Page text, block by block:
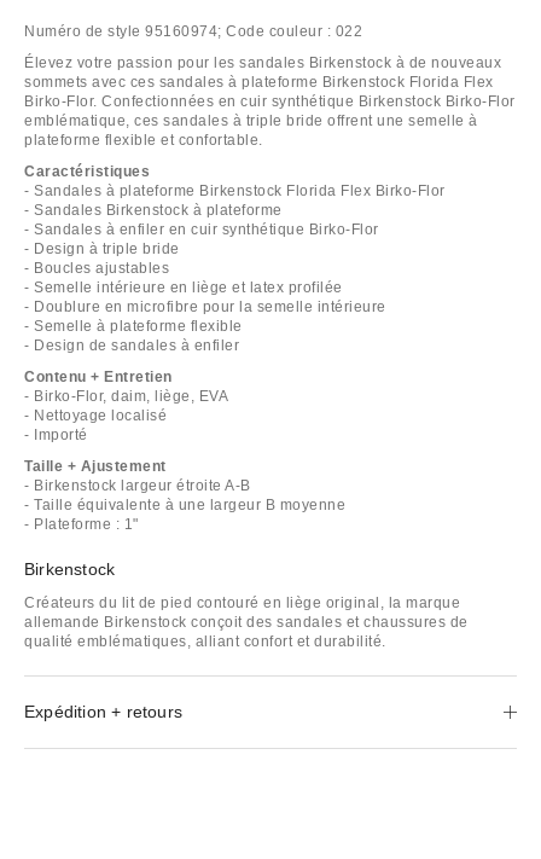
Numéro de style 95160974; Code couleur : 022
Élevez votre passion pour les sandales Birkenstock à de nouveaux
sommets avec ces sandales à plateforme Birkenstock Florida Flex
Birko-Flor. Confectionnées en cuir synthétique Birkenstock Birko-Flor
emblématique, ces sandales à triple bride offrent une semelle à
plateforme flexible et confortable.
Caractéristiques
- Sandales à plateforme Birkenstock Florida Flex Birko-Flor
- Sandales Birkenstock à plateforme
- Sandales à enfiler en cuir synthétique Birko-Flor
- Design à triple bride
- Boucles ajustables
- Semelle intérieure en liège et latex profilée
- Doublure en microfibre pour la semelle intérieure
- Semelle à plateforme flexible
- Design de sandales à enfiler
Contenu + Entretien
- Birko-Flor, daim, liège, EVA
- Nettoyage localisé
- Importé
Taille + Ajustement
- Birkenstock largeur étroite A-B
- Taille équivalente à une largeur B moyenne
- Plateforme : 1"
Birkenstock
Créateurs du lit de pied contouré en liège original, la marque
allemande Birkenstock conçoit des sandales et chaussures de
qualité emblématiques, alliant confort et durabilité.
Expédition + retours